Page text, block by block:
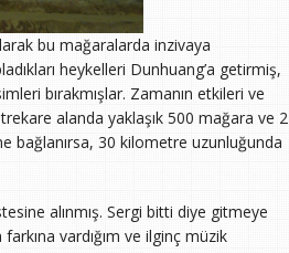
bu mağaralarda inzivaya
heykelleri Dunhuang’a getirmiş,
bırakmışlar. Zamanın etkileri ve
alanda yaklaşık 500 mağara ve 2
bağlanırsa, 30 kilometre uzunluğunda
alınmış. Sergi bitti diye gitmeye
vardığım ve ilginç müzik